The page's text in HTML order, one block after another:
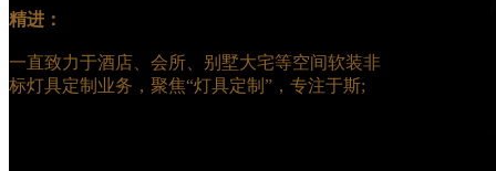
精进：
一直致力于酒店、会所、别墅大宅等空间软装非
标灯具定制业务，聚焦“灯具定制”，专注于斯;